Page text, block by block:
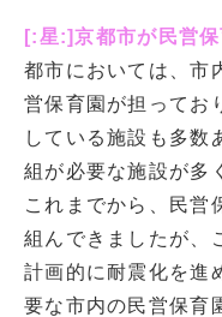
[:星:]京都市が民営
都市においては、市
営保育園が担ってお
している施設も多数
組が必要な施設が多
これまでから、民営
組んできましたが、
計画的に耐震化を進
要な市内の民営保育